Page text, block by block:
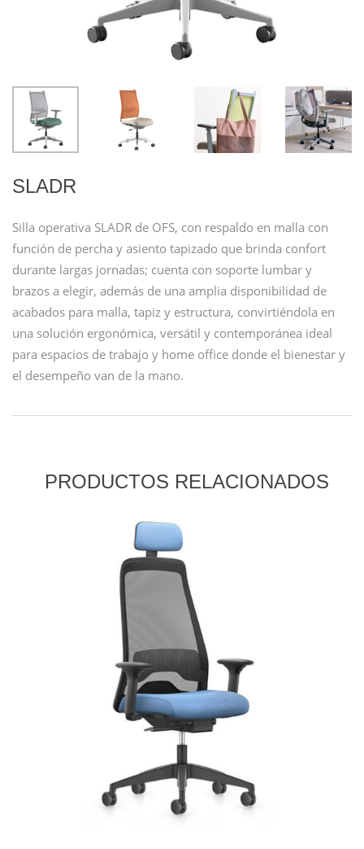
SLADR
Silla operativa SLADR de OFS, con respaldo en malla con
función de percha y asiento tapizado que brinda confort
durante largas jornadas; cuenta con soporte lumbar y
brazos a elegir, además de una amplia disponibilidad de
acabados para malla, tapiz y estructura, convirtiéndola en
una solución ergonómica, versátil y contemporánea ideal
para espacios de trabajo y home office donde el bienestar y
el desempeño van de la mano.
PRODUCTOS RELACIONADOS